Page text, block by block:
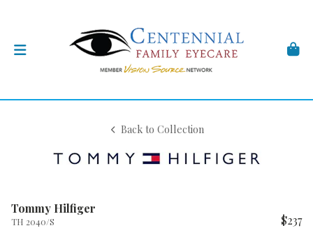
Back to Collection
Tommy Hilfiger
TH 2040/S $237